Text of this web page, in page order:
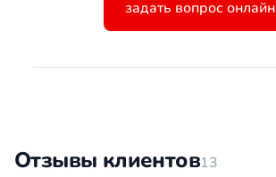
задать вопрос онлайн
Отзывы клиентов13